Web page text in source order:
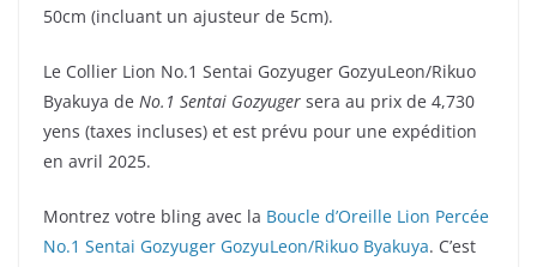
50cm (incluant un ajusteur de 5cm).
Le Collier Lion No.1 Sentai Gozyuger GozyuLeon/Rikuo
Byakuya de No.1 Sentai Gozyuger sera au prix de 4,730
yens (taxes incluses) et est prévu pour une expédition
en avril 2025.
Montrez votre bling avec la Boucle d’Oreille Lion Percée
No.1 Sentai Gozyuger GozyuLeon/Rikuo Byakuya. C’est